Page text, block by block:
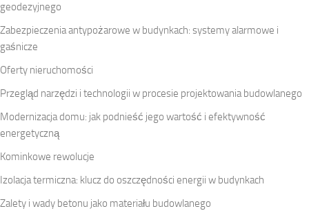
geodezyjnego
Zabezpieczenia antypożarowe w budynkach: systemy alarmowe i
gaśnicze
Oferty nieruchomości
Przegląd narzędzi i technologii w procesie projektowania budowlanego
Modernizacja domu: jak podnieść jego wartość i efektywność
energetyczną
Kominkowe rewolucje
Izolacja termiczna: klucz do oszczędności energii w budynkach
Zalety i wady betonu jako materiału budowlanego